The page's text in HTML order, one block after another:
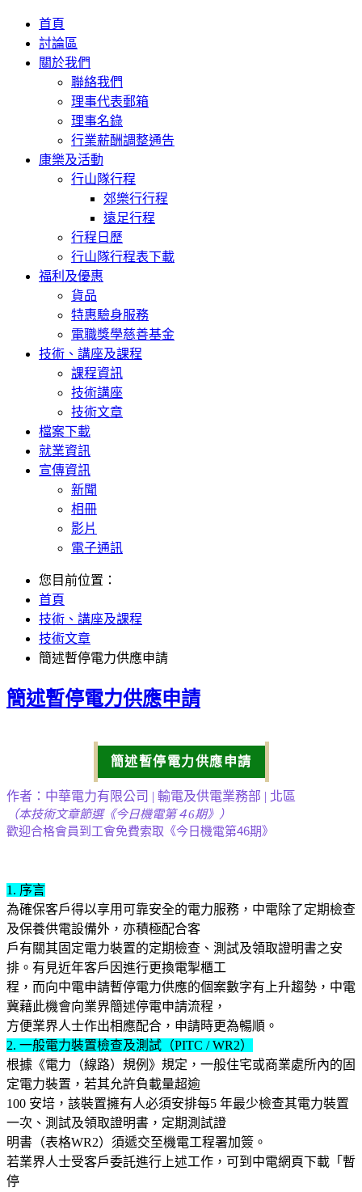
首頁
討論區
關於我們
聯絡我們
理事代表郵箱
理事名錄
行業薪酬調整通告
康樂及活動
行山隊行程
郊樂行行程
遠足行程
行程日歷
行山隊行程表下載
福利及優惠
貨品
特惠驗身服務
電職獎學慈善基金
技術、講座及課程
課程資訊
技術講座
技術文章
檔案下載
就業資訊
宣傳資訊
新聞
相冊
影片
電子通訊
您目前位置：
首頁
技術、講座及課程
技術文章
簡述暫停電力供應申請
簡述暫停電力供應申請
簡述暫停電力供應申請
作者：中華電力有限公司 | 輸電及供電業務部 | 北區
（本技術文章節選《今日機電第４6期》）
歡迎合格會員到工會免費索取《今日機電第46期》
1. 序言
為確保客戶得以享用可靠安全的電力服務，中電除了定期檢查
及保養供電設備外，亦積極配合客
戶有關其固定電力裝置的定期檢查、測試及領取證明書之安
排。有見近年客戶因進行更換電掣櫃工
程，而向中電申請暫停電力供應的個案數字有上升趨勢，中電
冀藉此機會向業界簡述停電申請流程，
方便業界人士作出相應配合，申請時更為暢順。
2. 一般電力裝置檢查及測試（PITC / WR2）
根據《電力（線路）規例》規定，一般住宅或商業處所內的固
定電力裝置，若其允許負載量超逾
100 安培，該裝置擁有人必須安排每5 年最少檢查其電力裝置
一次、測試及領取證明書，定期測試證
明書（表格WR2）須遞交至機電工程署加簽。
若業界人士受客戶委託進行上述工作，可到中電網頁下載「暫
停